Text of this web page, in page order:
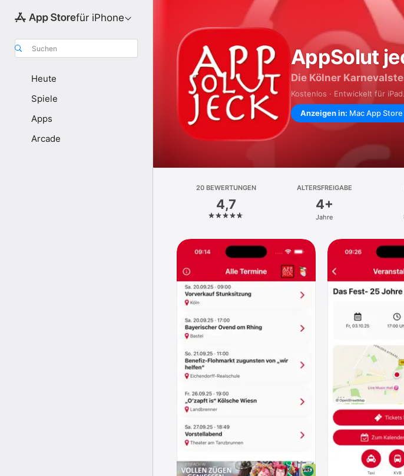
für iPhone
Suchen
Heute
Spiele
Apps
Arcade
AppSolut
Die Kölner
Kostenlos · Entwickelt für
Anzeigen in: Mac App Store
20 BEWERTUNGEN
4,7
ALTERSFREIGABE
4+
Jahre